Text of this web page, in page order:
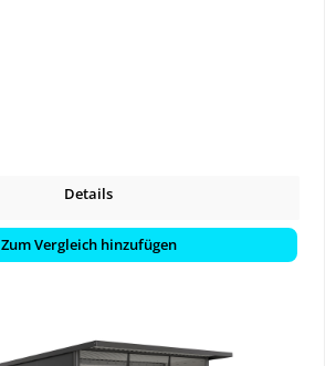
Details
Zum Vergleich hinzufügen